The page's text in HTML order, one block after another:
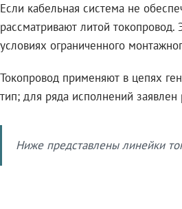
Если кабельная система не
рассматривают литой
условиях ограниченного
Токопровод применяют в цепях
тип; для ряда исполнений
Ниже представлены линейки